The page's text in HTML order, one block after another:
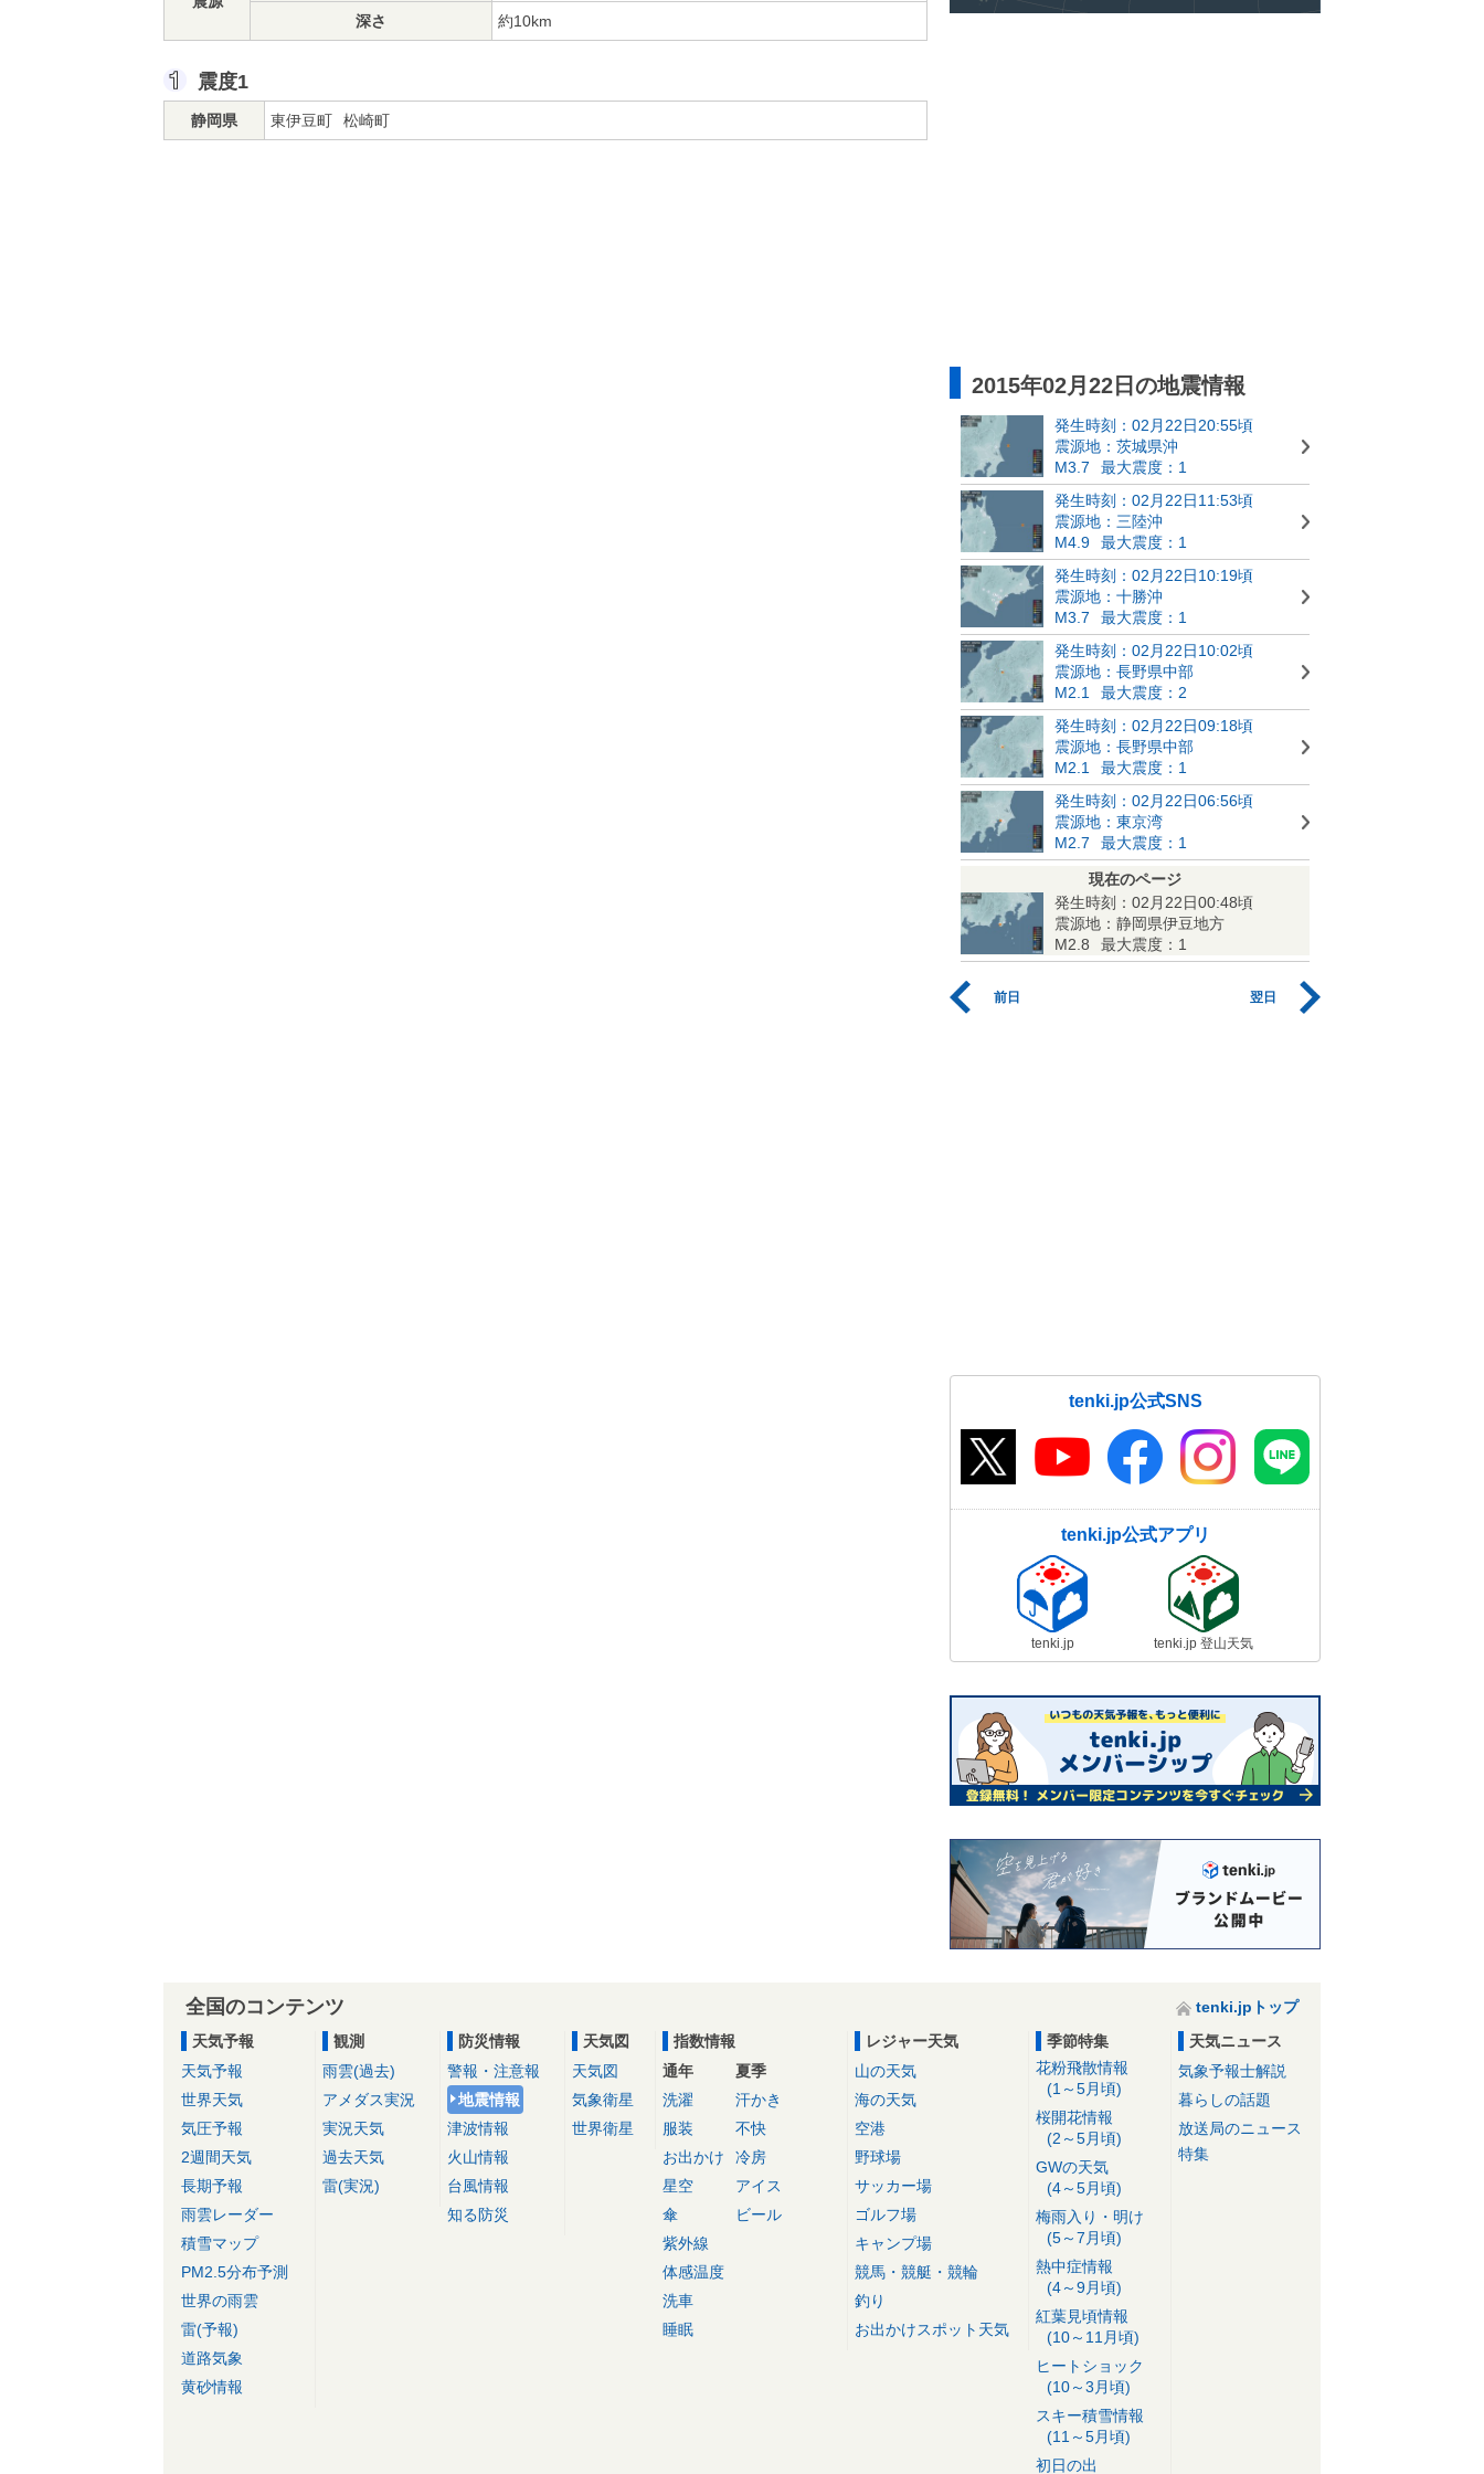
深さ
約10km
震度1
静岡県 東伊豆町 松崎町
2015年02月22日の地震情報
発生時刻：02月22日20:55頃
震源地：茨城県沖
M3.7
最大震度：1
発生時刻：02月22日11:53頃
震源地：三陸沖
M4.9
最大震度：1
発生時刻：02月22日10:19頃
震源地：十勝沖
M3.7
最大震度：1
発生時刻：02月22日10:02頃
震源地：長野県中部
M2.1
最大震度：2
発生時刻：02月22日09:18頃
震源地：長野県中部
M2.1
最大震度：1
発生時刻：02月22日06:56頃
震源地：東京湾
M2.7
最大震度：1
現在のページ
発生時刻：02月22日00:48頃
震源地：静岡県伊豆地方
M2.8
最大震度：1
前日 翌日
tenki.jp公式SNS
tenki.jp公式アプリ
tenki.jp tenki.jp 登山天気
全国のコンテンツ
tenki.jpトップ
天気予報
天気予報
世界天気
気圧予報
2週間天気
長期予報
雨雲レーダー
積雪マップ
PM2.5分布予測
世界の雨雲
雷(予報)
道路気象
黄砂情報
観測
雨雲(過去)
アメダス実況
実況天気
過去天気
雷(実況)
防災情報
警報・注意報
地震情報
津波情報
火山情報
台風情報
知る防災
天気図
天気図
気象衛星
世界衛星
指数情報
通年
洗濯
服装
お出かけ
星空
傘
紫外線
体感温度
洗車
睡眠
夏季
汗かき
不快
冷房
アイス
ビール
レジャー天気
山の天気
海の天気
空港
野球場
サッカー場
ゴルフ場
キャンプ場
競馬・競艇・競輪
釣り
お出かけスポット天気
季節特集
花粉飛散情報
(1～5月頃)
桜開花情報
(2～5月頃)
GWの天気
(4～5月頃)
梅雨入り・明け
(5～7月頃)
熱中症情報
(4～9月頃)
紅葉見頃情報
(10～11月頃)
ヒートショック
(10～3月頃)
スキー積雪情報
(11～5月頃)
初日の出
天気ニュース
気象予報士解説
暮らしの話題
放送局のニュース
特集